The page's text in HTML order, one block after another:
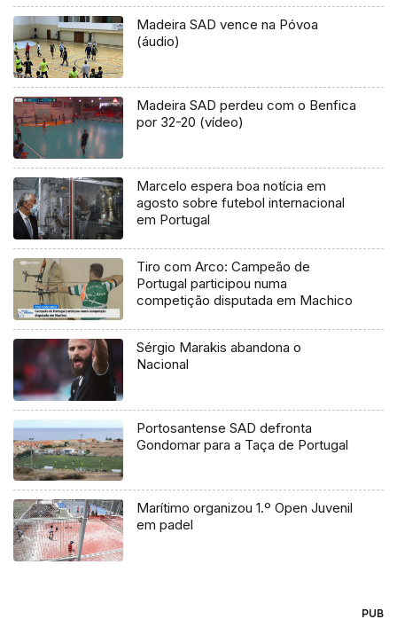
Madeira SAD vence na Póvoa
(áudio)
Madeira SAD perdeu com o Benfica
por 32-20 (vídeo)
Marcelo espera boa notícia em
agosto sobre futebol internacional
em Portugal
Tiro com Arco: Campeão de
Portugal participou numa
competição disputada em Machico
Sérgio Marakis abandona o
Nacional
Portosantense SAD defronta
Gondomar para a Taça de Portugal
Marítimo organizou 1.º Open Juvenil
em padel
PUB